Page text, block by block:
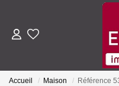
Accueil Maison Référence